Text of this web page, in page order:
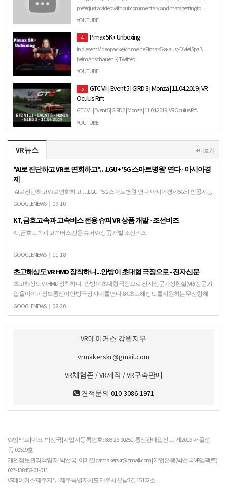
prefer just a video without commentary and mats getting to …
YOUTUBE
4 Pimax 5K+ Unboxing
In diesem Video packe ich meine Pimax 5k+ aus ;-D Viel Spaß
beim Anschauen :-) Twitter:
https://twitter.com/GamingLadyNi…
YOUTUBE
5
GTC VIII | Event 5 | GIRD 3 | Monza | 11.04.2019 | VR
Oculus Rift
GTC VIII | Event 5 | GIRD 3 | Monza | 11.04.2019 | VR Oculus Rift.
YOUTUBE
VR뉴스 + 더보기
"AI로 진단하고 VR로 면회하고"…LGU+ '5G 스마트병원' 연다 - 아시아경
제
"AI로 진단하고 VR로 면회하고"…LGU+ '5G 스마트병원' 연다 아시아경제5G와 인공지능
(AI)을 기반으로 한 '5G 스마트병원'이 오는 2021년 문을 연다. AI로 의료 기록을 확인하고
GOOGLENEWS | 09.10
KT, 금호고속과 고속버스 전용 슈퍼 VR 상품 개발 - 조선비즈
KT, 금호고속과 고속버스 전용 슈퍼 VR 상품 개발 조선비즈
GOOGLENEWS | 11.18
초고해상도 VR HMD 장착하니...안방이 초대형 극장으로 - 전자신문
초고해상도 VR HMD 장착하니...안방이 초대형 극장으로 전자신문가상현실(VR) 전문 기
업 올아이피정보통신이 안방극장 시대를 연다. 8K 초고해상도를 지원하는 무선형 헤
드마운트디스플레이(HMD)를 개발, 영화관 …
GOOGLENEWS | 08.20
VR메이커스 강원지부
vrmakerskr@gmail.com
VR체험존 / VR제작 / VR구축판매
견적문의 010-3086-1971
VR임팩트 | 대표 : 박선국 | 사업자등록번호 : 688-26-00251 | 통신판매업신고 : 제2016-서울성
동-00519호
개인정보관리책임자 : 박선국 | 이메일 : vrmakerskr@gmail.com | 기업은행(박선국 VR임팩트)
027-138458-01-011
VR메이커스 제주지부 : 제주특별자치도 제주시 은남3길 15 102호